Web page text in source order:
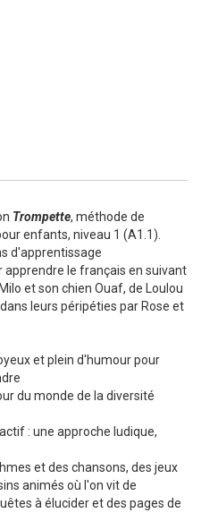
Trompette, méthode de
enfants, niveau 1 (A1.1).
d'apprentissage
le français en suivant
et son chien Ouaf, de Loulou
leurs péripéties par Rose et
et plein d'humour pour
du monde de la diversité
: une approche ludique,
et des chansons, des jeux
animés où l'on vit de
à élucider et des pages de